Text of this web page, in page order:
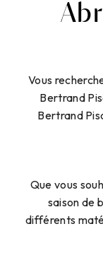
Vous
Bertrand
Bertrand
Que vous
saison de
différents